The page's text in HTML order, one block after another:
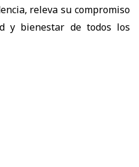
releva su compromiso
y bienestar de todos los